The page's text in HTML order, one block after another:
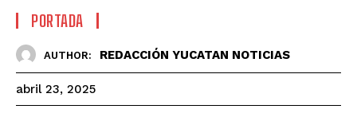
PORTADA
AUTHOR: REDACCIÓN YUCATAN NOTICIAS
abril 23, 2025